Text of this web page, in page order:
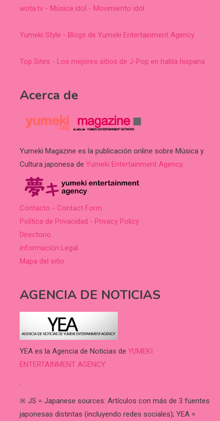
wota.tv - Música idol - Movimiento idol
Yumeki Style - Blogs de Yumeki Entertainment Agency
Top Sites - Los mejores sitios de J-Pop en habla hispana
Acerca de
Yumeki Magazine es la publicación online sobre Música y
Cultura japonesa de Yumeki Entertainment Agency.
Contacto - Contact Form
Política de Privacidad - Privacy Policy
Directorio
información Legal
Mapa del sitio
AGENCIA DE NOTICIAS
YEA es la Agencia de Noticias de YUMEKI
ENTERTAINMENT AGENCY.
.
※ JS = Japanese sources: Artículos con más de 3 fuentes
japonesas distintas (incluyendo redes sociales); YEA =